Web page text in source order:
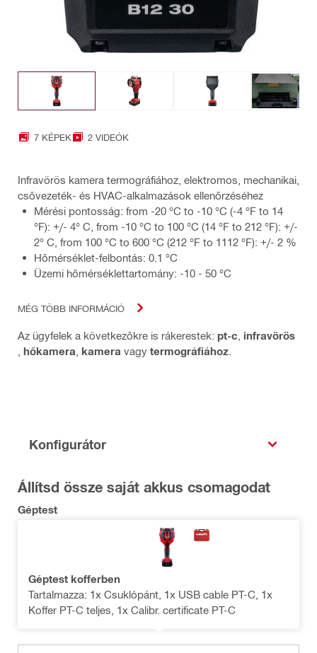
7 KÉPEK 2 VIDEÓK
Infravörös kamera termográfiához, elektromos, mechanikai,
csővezeték- és HVAC-alkalmazások ellenőrzéséhez
Mérési pontosság: from -20 °C to -10 °C (-4 °F to 14
°F): +/- 4° C, from -10 °C to 100 °C (14 °F to 212 °F): +/-
2° C, from 100 °C to 600 °C (212 °F to 1112 °F): +/- 2 %
Hőmérséklet-felbontás: 0.1 °C
Üzemi hőmérséklettartomány: -10 - 50 °C
MÉG TÖBB INFORMÁCIÓ
Az ügyfelek a következőkre is rákerestek: pt-c infravörös
hőkamera kamera vagy termográfiához
Konfigurátor
Állítsd össze saját akkus csomagodat
Géptest
Géptest kofferben
Tartalmazza: 1x Csuklópánt, 1x USB cable PT-C, 1x
Koffer PT-C teljes, 1x Calibr. certificate PT-C